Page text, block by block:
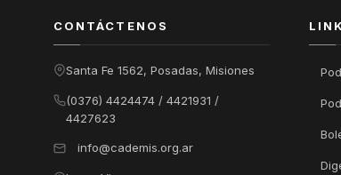
CONTÁCTENOS
Santa Fe 1562, Posadas, Misiones
(0376) 4424474 / 4421931 /
4427623
info@cademis.org.ar